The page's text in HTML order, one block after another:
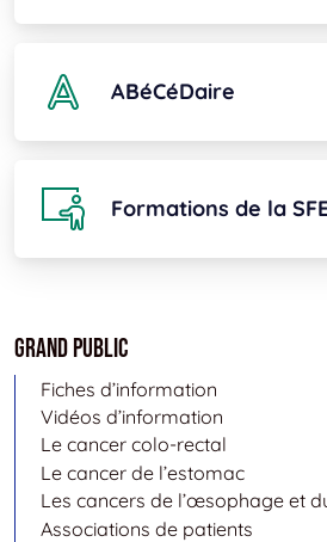
ABéCéDaire
Formations de la
Grand public
Fiches d’information
Vidéos d’information
Le cancer colo-rectal
Le cancer de l’estomac
Les cancers de l’œsophage et
Associations de patients